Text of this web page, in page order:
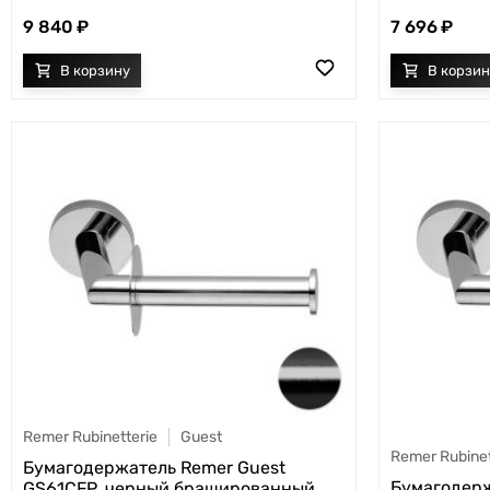
9 840 7 696
Remer Rubinetterie Guest
Бумагодержатель Remer Guest
Remer